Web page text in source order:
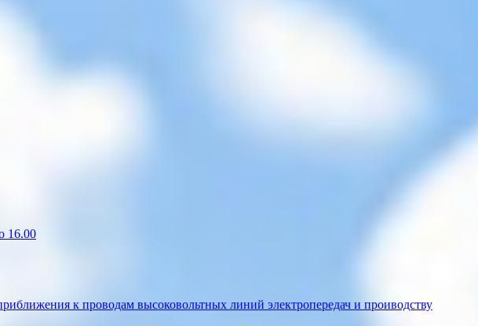
16.00
к проводам высоковольтных линий электропередач и проиводству